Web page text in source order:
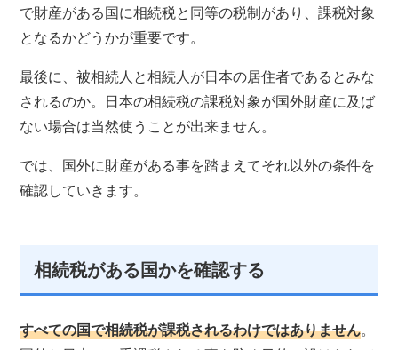
で財産がある国に相続税と同等の税制があり、課税対象
となるかどうかが重要です。
最後に、被相続人と相続人が日本の居住者であるとみな
されるのか。日本の相続税の課税対象が国外財産に及ば
ない場合は当然使うことが出来ません。
では、国外に財産がある事を踏まえてそれ以外の条件を
確認していきます。
相続税がある国かを確認する
すべての国で相続税が課税されるわけではありません。